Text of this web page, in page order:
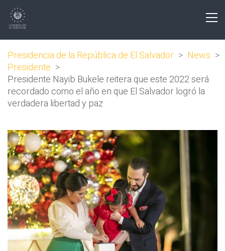
Presidencia de la República de El Salvador > News >
Presidente >
Presidente Nayib Bukele reitera que este 2022 será
recordado como el año en que El Salvador logró la
verdadera libertad y paz